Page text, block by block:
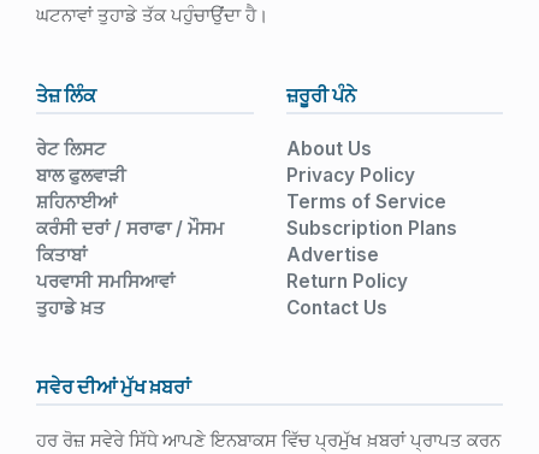
ਘਟਨਾਵਾਂ ਤੁਹਾਡੇ ਤੱਕ ਪਹੁੰਚਾਉਂਦਾ ਹੈ।
ਤੇਜ਼ ਲਿੰਕ
ਰੇਟ ਲਿਸਟ
ਬਾਲ ਫੁਲਵਾੜੀ
ਸ਼ਹਿਨਾਈਆਂ
ਕਰੰਸੀ ਦਰਾਂ / ਸਰਾਫਾ / ਮੌਸਮ
ਕਿਤਾਬਾਂ
ਪਰਵਾਸੀ ਸਮਸਿਆਵਾਂ
ਤੁਹਾਡੇ ਖ਼ਤ
ਜ਼ਰੂਰੀ ਪੰਨੇ
About Us
Privacy Policy
Terms of Service
Subscription Plans
Advertise
Return Policy
Contact Us
ਸਵੇਰ ਦੀਆਂ ਮੁੱਖ ਖ਼ਬਰਾਂ
ਹਰ ਰੋਜ਼ ਸਵੇਰੇ ਸਿੱਧੇ ਆਪਣੇ ਇਨਬਾਕਸ ਵਿੱਚ ਪ੍ਰਮੁੱਖ ਖ਼ਬਰਾਂ ਪ੍ਰਾਪਤ ਕਰਨ